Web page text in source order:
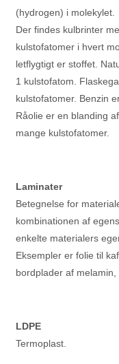
(hydrogen) i molekylet.
Der findes kulbrinter
kulstofatomer i hvert
letflygtigt er stoffet.
1 kulstofatom.
kulstofatomer. Benzin
Råolie er en blanding
mange kulstofatomer.
Laminater
Betegnelse for
kombinationen af
enkelte materialers
Eksempler er folie til
bordplader af melamin,
LDPE
Termoplast.